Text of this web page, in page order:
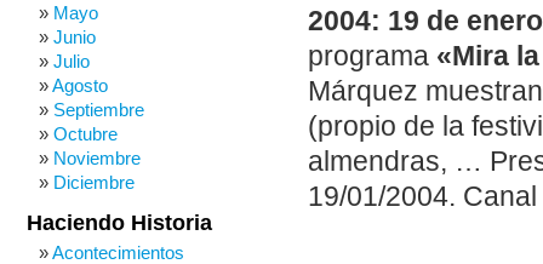
2004: 19 de
programa «Mira
Márquez
(propio de la
almendras, …
19/01/2004.
Mayo
Junio
Julio
Agosto
Septiembre
Octubre
Noviembre
Diciembre
Haciendo Historia
Acontecimientos